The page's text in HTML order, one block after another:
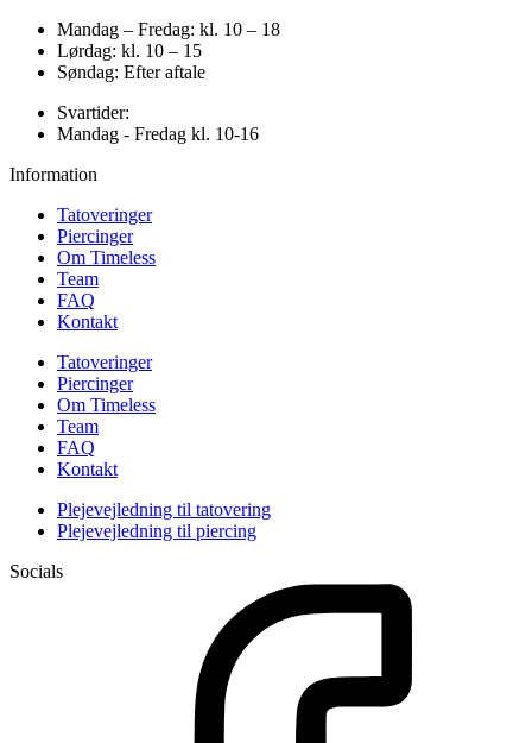
Mandag – Fredag: kl. 10 – 18
Lørdag: kl. 10 – 15
Søndag: Efter aftale
Svartider:
Mandag - Fredag kl. 10-16
Information
Tatoveringer
Piercinger
Om Timeless
Team
FAQ
Kontakt
Tatoveringer
Piercinger
Om Timeless
Team
FAQ
Kontakt
Plejevejledning til tatovering
Plejevejledning til piercing
Socials